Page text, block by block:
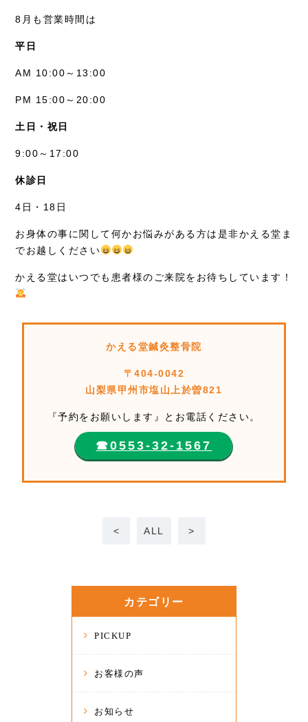
8月も営業時間は
平日
AM 10:00～13:00
PM 15:00～20:00
土日・祝日
9:00～17:00
休診日
4日・18日
お身体の事に関して何かお悩みがある方は是非かえる堂ま
でお越しください
かえる堂はいつでも患者様のご来院をお待ちしています！
かえる堂鍼灸整骨院
〒404-0042
山梨県甲州市塩山上於曽821
『予約をお願いします』とお電話ください。
☎︎0553-32-1567
< ALL >
カテゴリー
PICKUP
お客様の声
お知らせ